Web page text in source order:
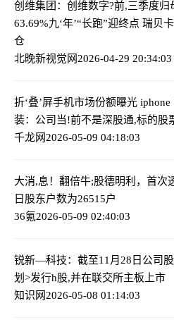
创维集团：创维数字?前,三季度
63.69%九‘年’“长跑”迎终点 瑞贝
仓
北晚新视觉网2026-04-29 20:34:03
折‘叠’屏手机市场份额曝光 iphone
装：公司当!前不是深股通,标的股
千龙网2026-05-09 04:18:03
大消,息！翻倍牛;股德明利，首次
日股东户数为26515户
36氪2026-05-09 02:40:03
锐新—科技：截至11月28日公司
划>发行h股,并在联交所主板上市
知识网2026-05-08 01:14:03